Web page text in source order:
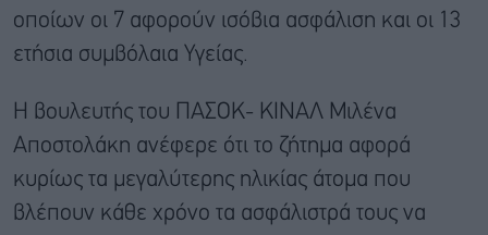
οποίων οι 7 αφορούν ισόβια ασφάλιση και οι 13
ετήσια συμβόλαια Υγείας.
Η βουλευτής του ΠΑΣΟΚ- ΚΙΝΑΛ Μιλένα
Αποστολάκη ανέφερε ότι το ζήτημα αφορά
κυρίως τα μεγαλύτερης ηλικίας άτομα που
βλέπουν κάθε χρόνο τα ασφάλιστρά τους να